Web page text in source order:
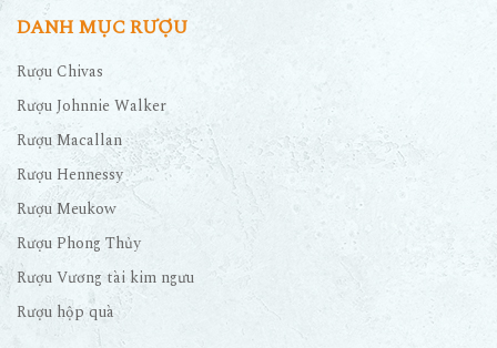
DANH MỤC RƯỢU
Rượu Chivas
Rượu Johnnie Walker
Rượu Macallan
Rượu Hennessy
Rượu Meukow
Rượu Phong Thủy
Rượu Vương tài kim ngưu
Rượu hộp quà